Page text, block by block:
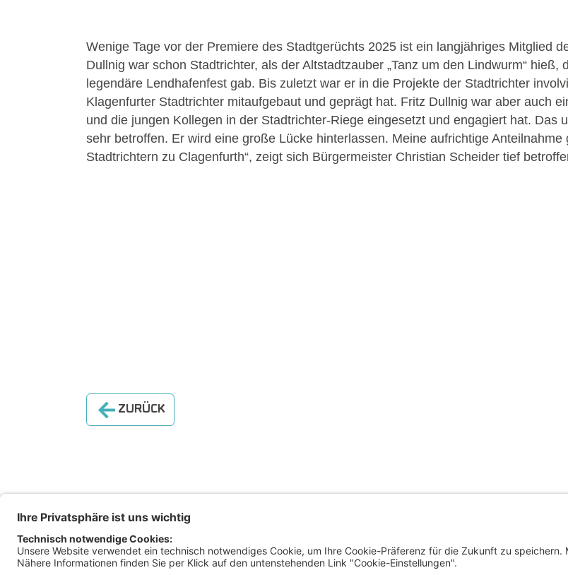
Wenige Tage vor der Premiere des Stadtgerüchts 2025 ist ein langjähriges Mitglied
Dullnig war schon Stadtrichter, als der Altstadtzauber „Tanz um den Lindwurm“
legendäre Lendhafenfest gab. Bis zuletzt war er in die Projekte der Stadtrichter
Klagenfurter Stadtrichter mitaufgebaut und geprägt hat. Fritz Dullnig war aber auch
und die jungen Kollegen in der Stadtrichter-Riege eingesetzt und engagiert hat. Das
sehr betroffen. Er wird eine große Lücke hinterlassen. Meine aufrichtige
Stadtrichtern zu Clagenfurth“, zeigt sich Bürgermeister Christian Scheider tief
ZURÜCK
Magistrat der Landeshauptstadt